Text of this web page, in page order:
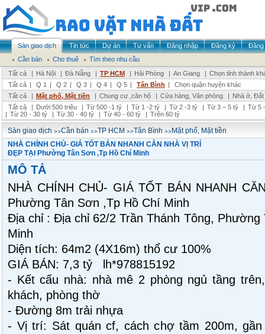
Sàn giao dịch Tin tức Dự án Tư vấn Đăng nhập Đăng ký
Đăng
Cần bán
Cho thuê
Tìm theo nhu cầu
Tất cả
| Hà Nội | Đà Nẵng | TP HCM | Hải Phòng | An Giang | Chọn tỉnh thành
Tất cả | Q 1 | Q 2 | Q 3 | Q 4 | Q 5 | Tân Bình |
Chọn quận huyện khác
Tất cả
| Mặt phố, Mặt tiền | Chung cư ,căn hộ | Cửa hàng, Văn phòng | Nhà ở,
Tất cả
| Dưới 500 triệu | Từ 500 -1 tỷ | Từ 1 -2 tỷ | Từ 2 -3 tỷ | Từ 3 – 5 tỷ | Từ 5
| Từ 20 - 30 tỷ | Từ 30 - 40 tỷ | Từ 40 - 60 tỷ | Trên 60 tỷ
Sàn giao dịch >>Cần bán >>TP HCM >>Tân Bình >>Mặt phố, Mặt tiền
NHÀ CHÍNH CHỦ- GIÁ TỐT BÁN NHANH CĂN NHÀ VỊ TRÍ
ĐẸP TẠI Phường Tân Sơn ,Tp Hồ Chí Minh
MÔ TẢ
NHÀ CHÍNH CHỦ- GIÁ TỐT BÁN NHANH
Phường Tân Sơn ,Tp Hồ Chí Minh
Địa chỉ : Địa chỉ 62/2 Trần Thánh Tông,
Minh
Diện tích: 64m2 (4X16m) thổ cư 100%
GIÁ BÁN: 7,3 tỷ lh*978815192
- Kết cấu nhà: nhà mê 2 phòng ngủ tầng
khách, phòng thờ
- Đường 8m trải nhựa
- Vị trí: Sát quán cf, cách chợ tầm 200m,